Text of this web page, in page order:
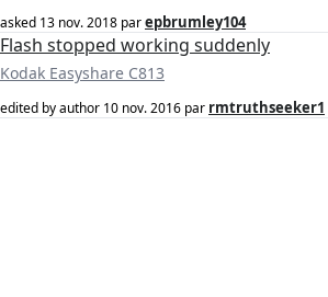
asked 13 nov. 2018 parepbrumley104
Flash stopped working suddenly
Kodak Easyshare C813
edited by author 10 nov. 2016 par rmtruthseeker1